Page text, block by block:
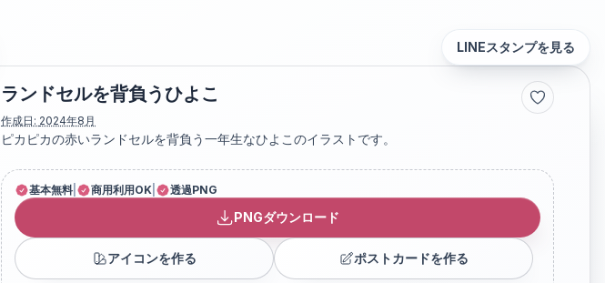
LINEスタンプを見る
ランドセルを背負うひよこ
作成日: 2024年8月
ピカピカの赤いランドセルを背負う一年生なひよこのイラストです。
基本無料 商用利用OK 透過PNG
PNGダウンロード
アイコンを作る ポストカードを作る